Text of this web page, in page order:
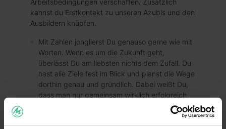
Arbeitsbedingungen verschaffen. Zusätzlich
kannst du Erstkontakt zu unseren Azubis und den
Ausbildern knüpfen.
Mit Zahlen jonglierst Du genauso gerne wie mit
Worten. Wenn es um die Zukunft geht,
überlässt Du am liebsten nichts dem Zufall. Du
hast alle Ziele fest im Blick und planst die Wege
dorthin genau und gründlich. Dabei weißt Du,
dass man nur gemeinsam wirklich erfolgreich
Zu Deinem Aufgabengebiet gehört das